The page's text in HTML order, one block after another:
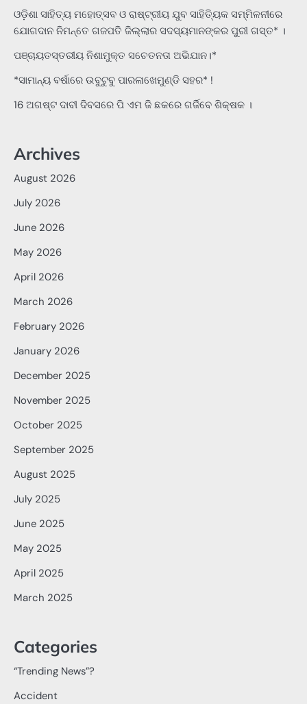
ଓଡ଼ିଶା ସାହିତ୍ୟ ମହୋତ୍ସବ ଓ ରାଷ୍ଟ୍ରୀୟ ଯୁବ ସାହିତ୍ୟିକ ସମ୍ମିଳନୀରେ
ଯୋଗଦାନ ନିମନ୍ତେ ଗଜପତି ଜିଲ୍ଲାର ସଦସ୍ୟମାନଙ୍କର ପୁରୀ ଗସ୍ତ* ।
ପଞ୍ଚାୟତସ୍ତରୀୟ ନିଶାମୁକ୍ତ ସଚେତନତା ଅଭିଯାନ।*
*ସାମାନ୍ୟ ବର୍ଷାରେ ଉବୁଟୁବୁ ପାରଳାଖେମୁଣ୍ଡି ସହର* !
16 ଅଗଷ୍ଟ ଦାବୀ ଦିବସରେ ପି ଏମ ଜି ଛକରେ ଗର୍ଜିବେ ଶିକ୍ଷକ ।
Archives
August 2026
July 2026
June 2026
May 2026
April 2026
March 2026
February 2026
January 2026
December 2025
November 2025
October 2025
September 2025
August 2025
July 2025
June 2025
May 2025
April 2025
March 2025
Categories
“Trending News”?
Accident